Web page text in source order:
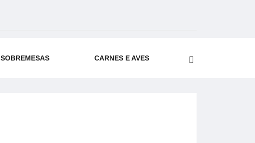
SOBREMESAS CARNES E AVES